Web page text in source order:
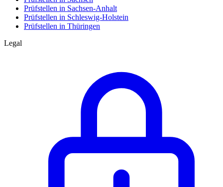
Prüfstellen in Sachsen-Anhalt
Prüfstellen in Schleswig-Holstein
Prüfstellen in Thüringen
Legal